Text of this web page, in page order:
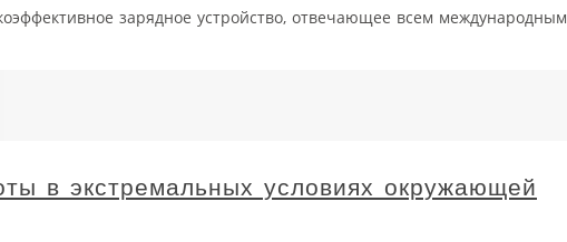
зарядное устройство, отвечающее всем международным
в экстремальных условиях окружающей